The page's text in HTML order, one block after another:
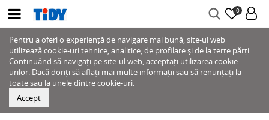
0
Pentru a oferi o experiență de navigare mai bună, site-ul web
utilizează cookie-uri tehnice, analitice, de profilare și de la terțe părți.
Continuând să navigați pe site-ul web, acceptați utilizarea cookie-
urilor. Dacă doriți să aflați mai multe informații sau să renunțați la
toate sau la unele dintre cookie-uri.
Accept